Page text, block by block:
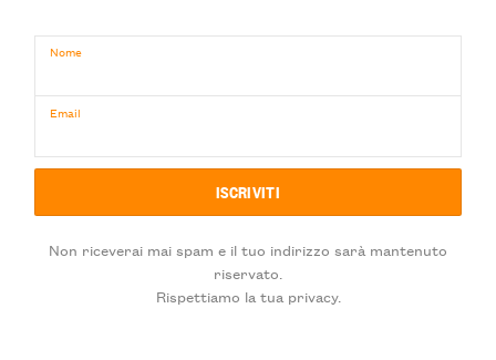
Nome
Email
Non riceverai mai spam e il tuo indirizzo sarà mantenuto
riservato.
Rispettiamo la tua privacy.